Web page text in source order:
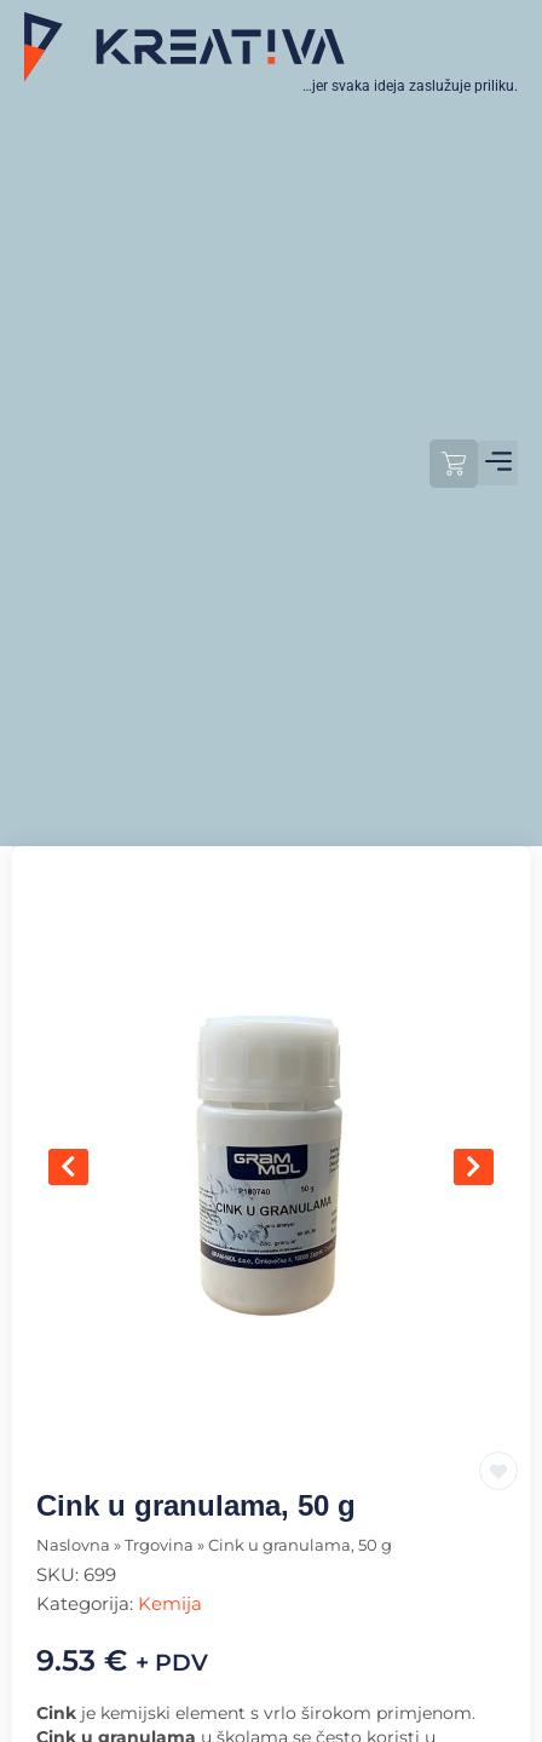
…jer svaka ideja zaslužuje priliku.
Cink u granulama, 50 g
Naslovna » Trgovina » Cink u granulama, 50 g
SKU: 699
Kategorija: Kemija
9.53 € + PDV
Cink je kemijski element s vrlo širokom primjenom.
Cink u granulama u školama se često koristi u